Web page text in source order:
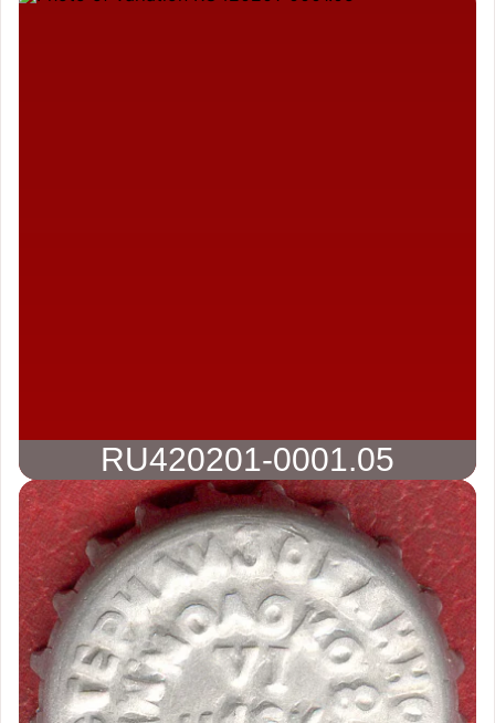
RU420201-0001.05